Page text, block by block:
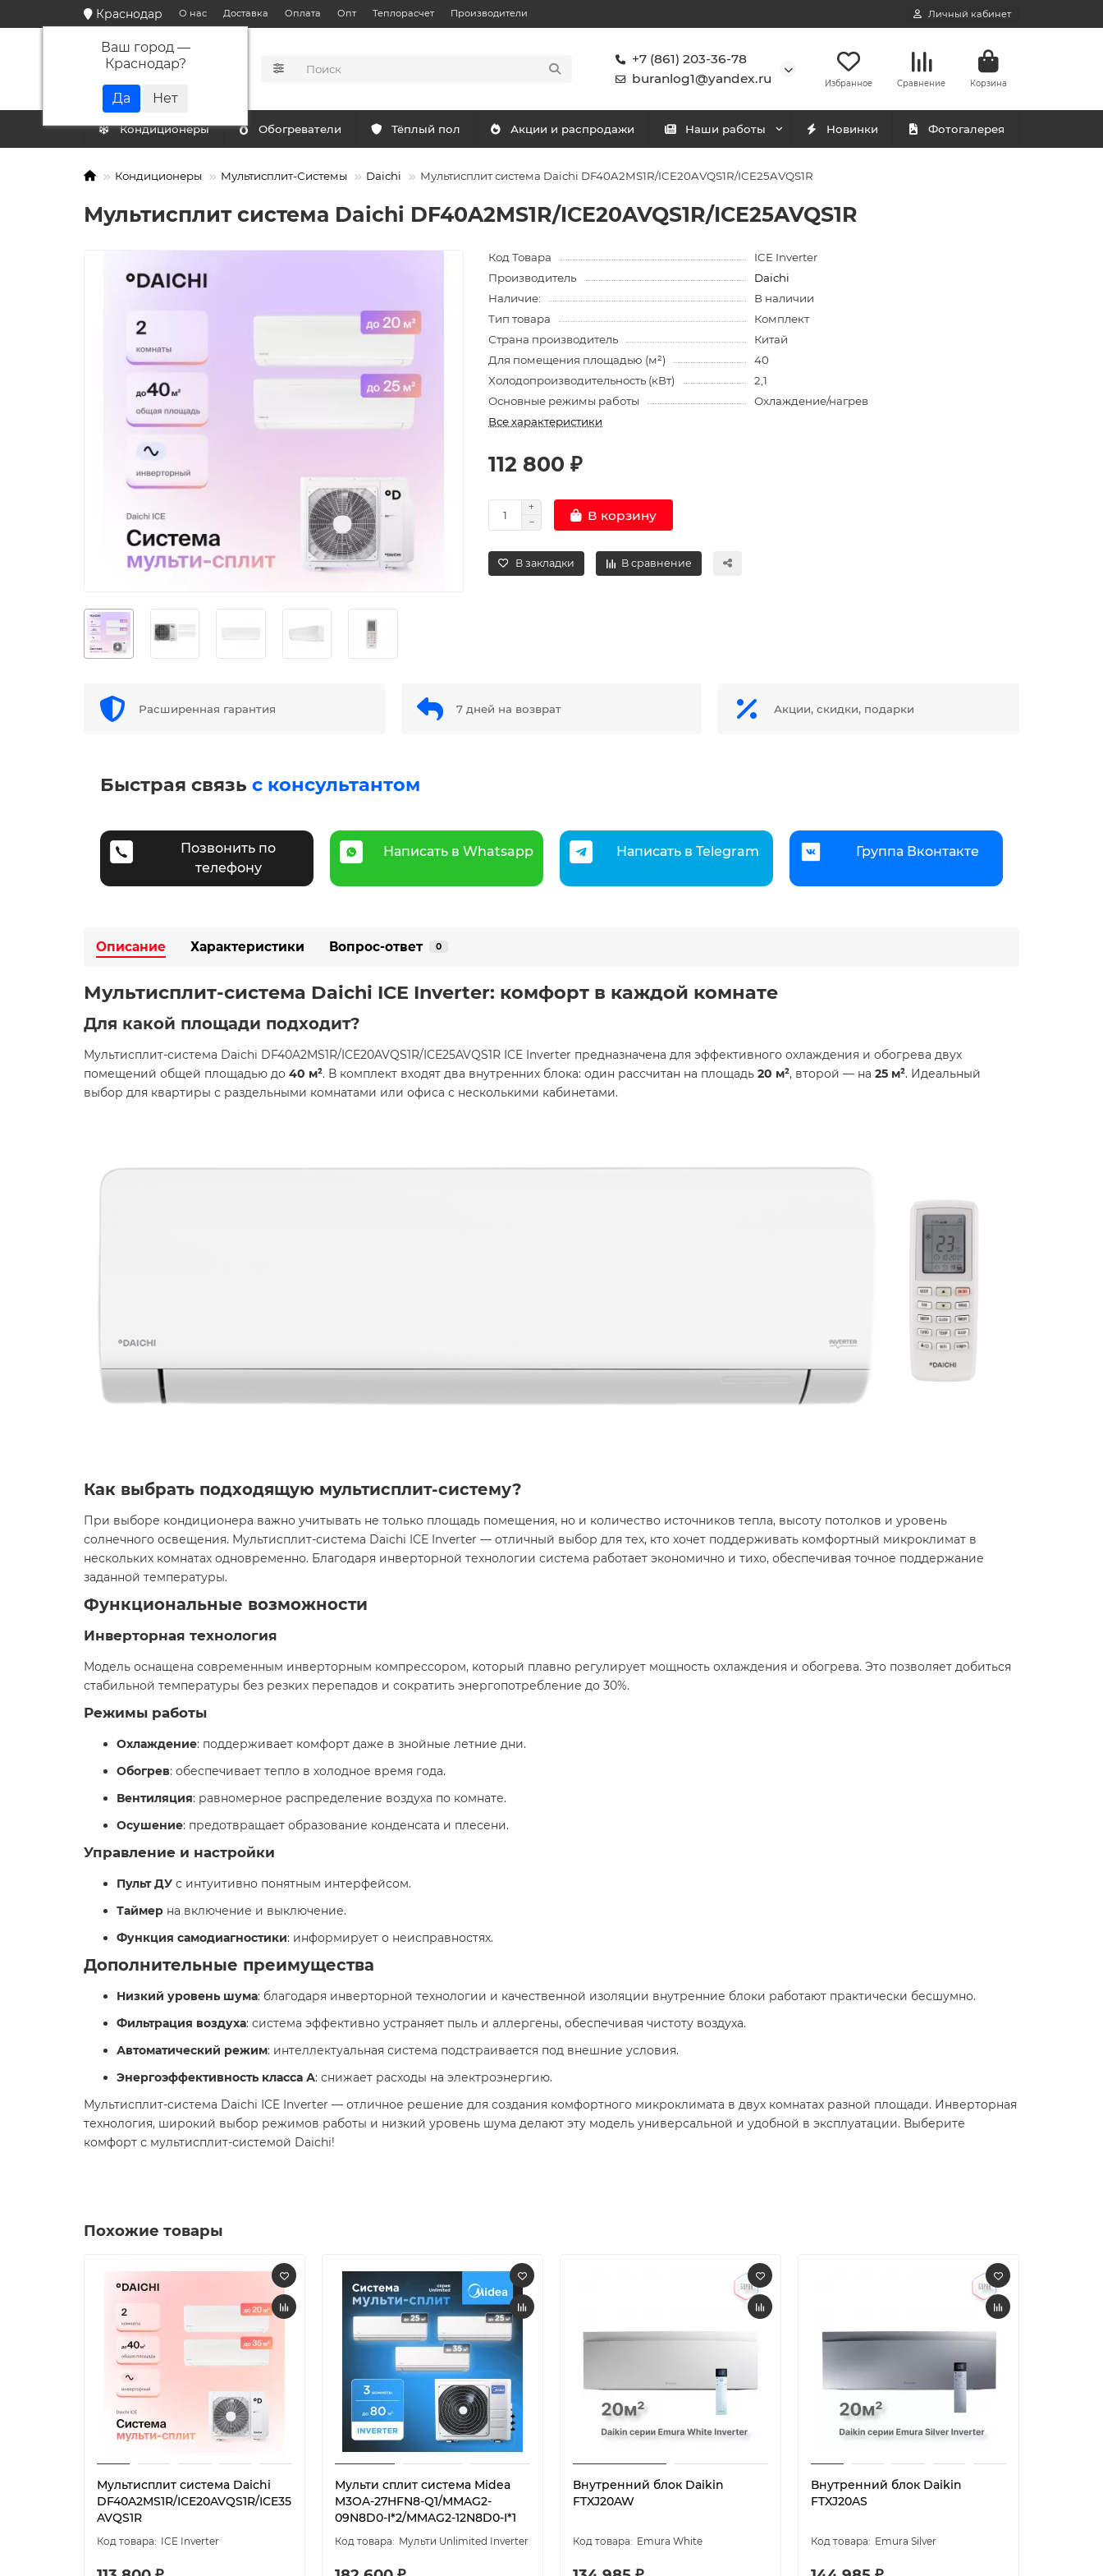
Краснодар
Ваш город —
Краснодар?
О нас Доставка Оплата Опт Теплорасчет Производители Личный кабинет
КАТАЛОГ
+7 (861) 203-36-78
buranlog1@yandex.ru
Избранное Сравнение Корзина
Кондиционеры Обогреватели Тёплый пол Акции и распродажи Наши работы Новинки Фотогалерея
Кондиционеры Мультисплит-Системы Daichi Мультисплит система Daichi DF40A2MS1R/ICE20AVQS1R/ICE25AVQS1R
Мультисплит система Daichi DF40A2MS1R/ICE20AVQS1R/ICE25AVQS1R
Код Товара
ICE Inverter
Производитель
Daichi
Наличие:
В наличии
Тип товара
Комплект
Страна производитель
Китай
Для помещения площадью (м²)
40
Холодопроизводительность (кВт)
2,1
Основные режимы работы
Охлаждение/нагрев
Все характеристики
112 800 ₽
В корзину
В закладки В сравнение
Расширенная гарантия 7 дней на возврат Акции, скидки, подарки
Быстрая связь с консультантом
Позвонить по
телефону
Написать в Whatsapp Написать в Telegram Группа Вконтакте
Описание Характеристики Вопрос-ответ 0
Мультисплит-система Daichi ICE Inverter: комфорт в каждой комнате ️
Для какой площади подходит?
Мультисплит-система Daichi DF40A2MS1R/ICE20AVQS1R/ICE25AVQS1R ICE Inverter предназначена для эффективного охлаждения и обогрева двух
помещений общей площадью до 40 м². В комплект входят два внутренних блока: один рассчитан на площадь 20 м², второй — на 25 м². Идеальный
выбор для квартиры с раздельными комнатами или офиса с несколькими кабинетами.
Как выбрать подходящую мультисплит-систему?
При выборе кондиционера важно учитывать не только площадь помещения, но и количество источников тепла, высоту потолков и уровень
солнечного освещения. Мультисплит-система Daichi ICE Inverter — отличный выбор для тех, кто хочет поддерживать комфортный микроклимат в
нескольких комнатах одновременно. Благодаря инверторной технологии система работает экономично и тихо, обеспечивая точное поддержание
заданной температуры.
Функциональные возможности ️
Инверторная технология
Модель оснащена современным инверторным компрессором, который плавно регулирует мощность охлаждения и обогрева. Это позволяет добиться
стабильной температуры без резких перепадов и сократить энергопотребление до 30%.
Режимы работы
Охлаждение: поддерживает комфорт даже в знойные летние дни.
Обогрев: обеспечивает тепло в холодное время года.
Вентиляция: равномерное распределение воздуха по комнате.
Осушение: предотвращает образование конденсата и плесени.
Управление и настройки
Пульт ДУ с интуитивно понятным интерфейсом.
Таймер на включение и выключение.
Функция самодиагностики: информирует о неисправностях.
Дополнительные преимущества
Низкий уровень шума: благодаря инверторной технологии и качественной изоляции внутренние блоки работают практически бесшумно.
Фильтрация воздуха: система эффективно устраняет пыль и аллергены, обеспечивая чистоту воздуха.
Автоматический режим: интеллектуальная система подстраивается под внешние условия.
Энергоэффективность класса А: снижает расходы на электроэнергию.
Мультисплит-система Daichi ICE Inverter — отличное решение для создания комфортного микроклимата в двух комнатах разной площади. Инверторная
технология, широкий выбор режимов работы и низкий уровень шума делают эту модель универсальной и удобной в эксплуатации. Выберите
комфорт с мультисплит-системой Daichi!
Похожие товары
Мультисплит система Daichi
DF40A2MS1R/ICE20AVQS1R/ICE35
AVQS1R
ICE Inverter
Мульти сплит система Midea
M3OA-27HFN8-Q1/MMAG2-
09N8D0-I*2/MMAG2-12N8D0-I*1
Мульти Unlimited Inverter
Внутренний блок Daikin
FTXJ20AW
Emura White
Внутренний блок Daikin
FTXJ20AS
Emura Silver